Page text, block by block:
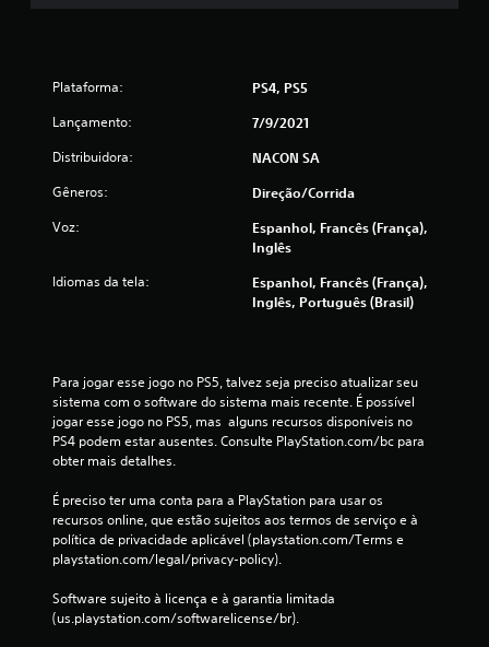
l
3
c
a
s
f
Plataforma: PS4, PS5
Lançamento: 7/9/2021
Distribuidora: NACON SA
Gêneros: Direção/corrida
Voz:
Espanhol, Francês (França),
Inglês
Idiomas da tela:
Espanhol, Francês (França),
Inglês, Português (Brasil)
Para jogar esse jogo no PS5, talvez seja preciso atualizar seu
sistema com o software do sistema mais recente. É possível
jogar esse jogo no PS5, mas  alguns recursos disponíveis no
PS4 podem estar ausentes. Consulte PlayStation.com/bc para
obter mais detalhes.
É preciso ter uma conta para a PlayStation para usar os
recursos online, que estão sujeitos aos termos de serviço e à
política de privacidade aplicável (playstation.com/Terms e
playstation.com/legal/privacy-policy).
Software sujeito à licença e à garantia limitada
(us.playstation.com/softwarelicense/br).